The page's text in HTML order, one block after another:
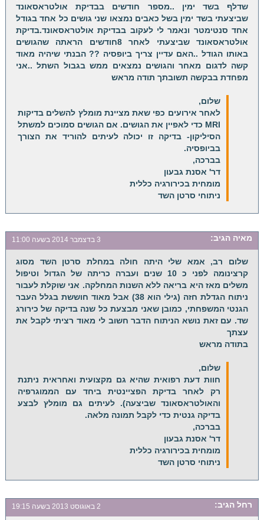
שדלף בשד ימין ..מספר חודשים בבדיקת אולטראסאונד
שביצעתי בשד ימין בשל כאבים נמצאו שני גושים כל אחד בגודל
אחד סנטימטר ונאמר לי לעקוב בבדיקת אולטראסאונד.בדיקת
אולטראסאונד שביצעתי לאחר 8חודשים הראתה שהגושים
באותו הגודל ..האם עדיין צריך ביופסיה ?? הבנתי שיהיה מאוד
קשה לדגום מאחר והגושים נמצאים ממש בגבול השתל ..אני
מפחדת בבקשה תשובתך תודה מראש
שלום,
לאחר אירועים כפי שאת מציינת מומלץ להשלים בדיקות
MRI כדי לאפיין את הגושים. אם הגושים סמוכים למשתל
הסיליקון- בדיקה זו יכולה לעיתים להוריד את הצורך
בביופסיה.
בברכה,
דר' אסנת גבעון
מומחית בכירורגיה כללית
ניתוחי סרטן השד
מאיה הגיב: 3 בדצמבר 2014 בשעה 11:00
שלום רב, אמא שלי היתה חולה במחלת סרטן השד מסוג
קרצינומה לפני כ 10 שנים ועברה כריתה של הגדול וטיפול
משלים מאז היא בריאה ללא השנות המחלקה. אני שוקלת לעבור
ניתוח הגדלת חזה (גילי הוא 38) אבל מאוד חוששת בגלל העבר
הגנטי המשפחתי, כמובן שאני מבצעת כל שנה בדיקה של כירורג
שד. עם זאת נושא הניתוח הדבר חשוב לי מאוד רציתי לקבל את
עצתך
בתודה מראש
שלום,
חוות דעת רפואית שהיא גם מקצועית ואחראית ניתנת
רק לאחר בדיקת הפציינטית ביחד עם הממוגרפיה
והאולטראסאונד שביצעה). לעיתים גם מומלץ לבצע
בדיקה גנטית כדי לקבל תמונה מלאה.
בברכה,
דר' אסנת גבעון
מומחית בכירורגיה כללית
ניתוחי סרטן השד
רחל הגיב: 2 באוגוסט 2013 בשעה 19:15